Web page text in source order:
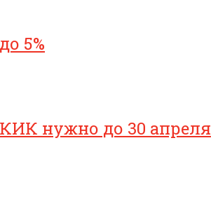
5%
нужно до 30 апреля